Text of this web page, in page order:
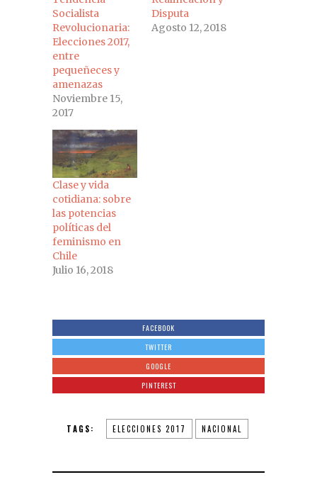
Socialista
Revolucionaria:
Elecciones 2017,
entre
pequeñeces y
amenazas
Noviembre 15,
2017
Disputa
Agosto 12, 2018
Clase y vida
cotidiana: sobre
las potencias
políticas del
feminismo en
Chile
Julio 16, 2018
FACEBOOK
TWITTER
GOOGLE
PINTEREST
TAGS: ELECCIONES 2017 NACIONAL